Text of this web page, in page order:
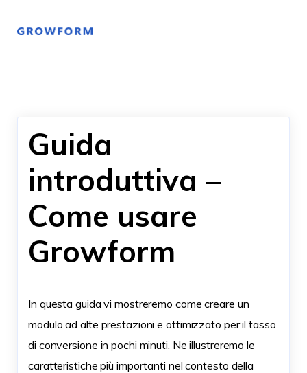
Guida
introduttiva –
Come usare
Growform
In questa guida vi mostreremo come creare un
modulo ad alte prestazioni e ottimizzato per il tasso
di conversione in pochi minuti. Ne illustreremo le
caratteristiche più importanti nel contesto della